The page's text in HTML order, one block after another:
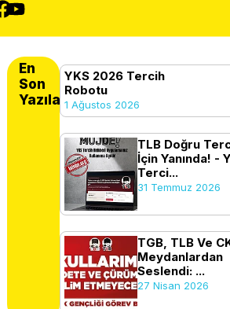
En
Son
Yazılanlar
YKS 2026 Tercih
Robotu
1 Ağustos 2026
TLB Doğru
İçin Yanında! -
Terci...
31 Temmuz 2026
TGB, TLB Ve
Meydanlardan
Seslendi: ...
27 Nisan 2026